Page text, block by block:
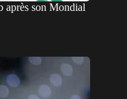
après son Mondial